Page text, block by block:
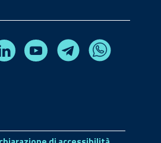
LinkedinYoutube TelegramWhatsapp